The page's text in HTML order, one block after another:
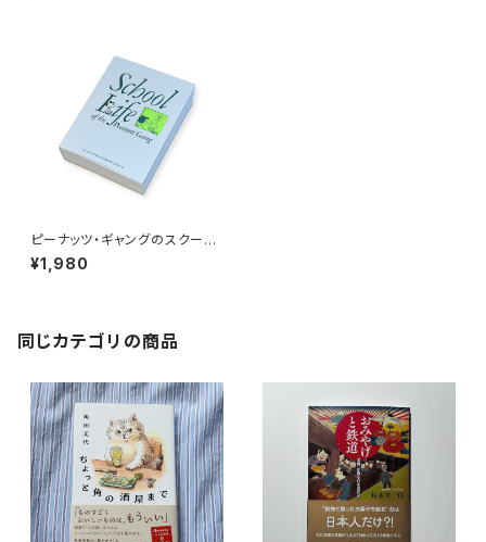
ピーナッツ・ギャングのスクール
ライフ
¥1,980
同じカテゴリの商品